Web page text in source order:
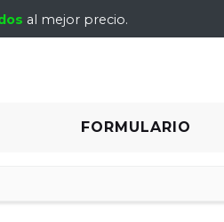
al mejor precio.
FORMULARIO